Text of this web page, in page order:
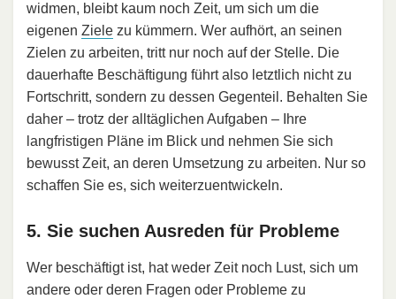
widmen, bleibt kaum noch Zeit, um sich um die
eigenen Ziele zu kümmern. Wer aufhört, an seinen
Zielen zu arbeiten, tritt nur noch auf der Stelle. Die
dauerhafte Beschäftigung führt also letztlich nicht zu
Fortschritt, sondern zu dessen Gegenteil. Behalten Sie
daher – trotz der alltäglichen Aufgaben – Ihre
langfristigen Pläne im Blick und nehmen Sie sich
bewusst Zeit, an deren Umsetzung zu arbeiten. Nur so
schaffen Sie es, sich weiterzuentwickeln.
5. Sie suchen Ausreden für Probleme
Wer beschäftigt ist, hat weder Zeit noch Lust, sich um
andere oder deren Fragen oder Probleme zu